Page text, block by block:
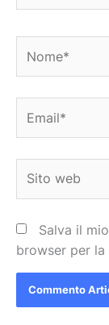
web
Salva il
browser per